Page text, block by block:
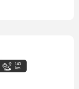
140
km